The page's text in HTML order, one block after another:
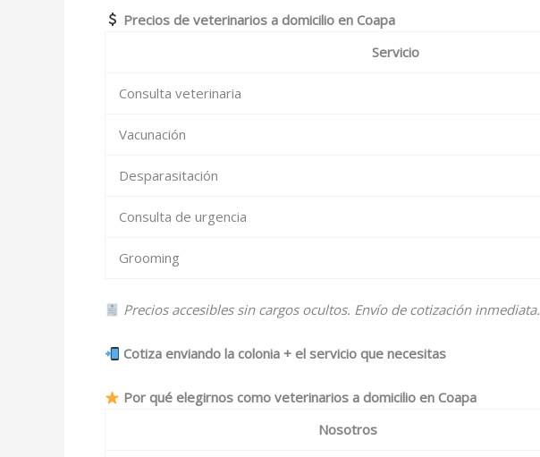
Precios de veterinarios a domicilio en Coapa
Servicio
Consulta veterinaria
Vacunación
Desparasitación
Consulta de urgencia
Grooming
Precios accesibles sin cargos ocultos. Envío de cotización inmediata.
Cotiza enviando la colonia + el servicio que necesitas
Por qué elegirnos como veterinarios a domicilio en Coapa
Nosotros